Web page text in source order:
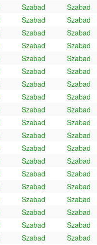
Szabad
Szabad
Szabad
Szabad
Szabad
Szabad
Szabad
Szabad
Szabad
Szabad
Szabad
Szabad
Szabad
Szabad
Szabad
Szabad
Szabad
Szabad
Szabad
Szabad
Szabad
Szabad
Szabad
Szabad
Szabad
Szabad
Szabad
Szabad
Szabad
Szabad
Szabad
Szabad
Szabad
Szabad
Szabad
Szabad
Szabad
Szabad